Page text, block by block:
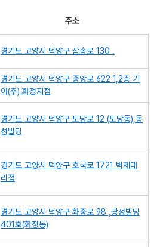
주소
경기도 고양시 덕양구 삼송로 130 .
경기도 고양시 덕양구 중앙로 622 1,2층 기
아(주) 화정지점
경기도 고양시 덕양구 토당로 12 (토당동),동
성빌딩
경기도 고양시 덕양구 호국로 1721 벽제대
리점
경기도 고양시 덕양구 화중로 98 ,광성빌딩
401호(화정동)